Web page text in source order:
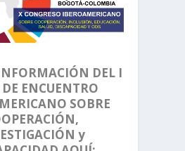
DEL I
ENCUENTRO
SOBRE
y